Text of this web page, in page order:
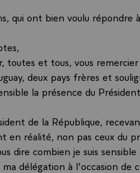
qui ont bien voulu
toutes et tous, vous
deux pays frères et
la présence du
de la République,
en réalité, non pas ceux du
dire combien je suis
délégation à l'occasion de